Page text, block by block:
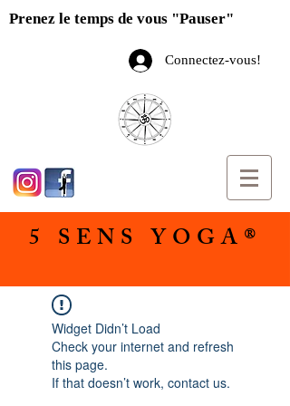
Prenez le temps de vous "Pauser"
Connectez-vous!
5 SENS YOGA®
Widget Didn’t Load
Check your internet and refresh
this page.
If that doesn’t work, contact us.